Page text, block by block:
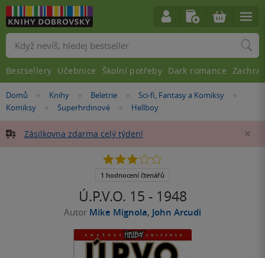
Nacházíte
se
Domů »
Knihy »Beletrie »Sci-fi, Fantasy a Komiksy
Komiksy »
Superhrdinové »Hellboy
Zásilkovna zdarma celý týden!
Ú.P.V.O. 15 - 1948
Autor Mike Mignola, John Arcudi
3.0
5
1 hodnocení čtenářů
Vyhledávání
Bestsellery Učebnice Školní potřeby Dark romance